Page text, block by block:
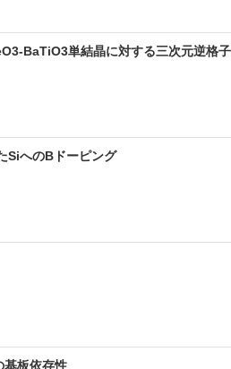
BaTiO3単結晶に対する三次元逆格
SiへのBドーピング
基板依存性